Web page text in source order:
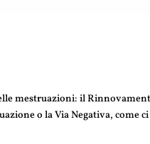
mestruazioni: il
o la Via Negativa, come